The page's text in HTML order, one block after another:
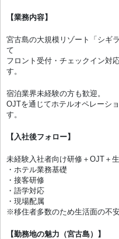
【業務内容】
宮古島の大規模リゾート「シギ
て
フロント受付・チェックイン対
す。
宿泊業界未経験の方も歓迎。
OJTを通じてホテルオペレーシ
す。
【入社後フォロー】
未経験入社者向け研修＋OJT＋
・ホテル業務基礎
・接客研修
・語学対応
・現場配属
※移住者多数のため生活面の不
【勤務地の魅力（宮古島）】